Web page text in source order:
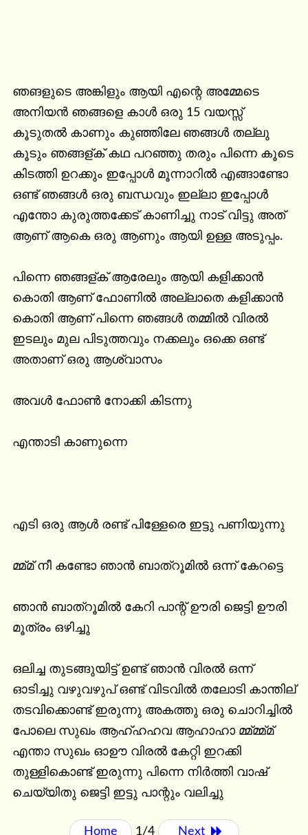
ഞങളുടെ അങ്കിളും ആയി എന്റെ അമ്മേടെ
അനിയൻ ഞങ്ങളെ കാൾ ഒരു 15 വയസ്സ്
കൂടുതൽ കാണും കുഞ്ഞിലേ ഞങ്ങൾ തല്ലു
കൂടും ഞങ്ങള്ക് കഥ പറഞ്ഞു തരും പിന്നെ കൂടെ
കിടത്തി ഉറക്കും ഇപ്പോൾ മൂന്നാറിൽ എങ്ങാണ്ടോ
ഒണ്ട് ഞങ്ങൾ ഒരു ബന്ധവും ഇല്ലാ ഇപ്പോൾ
എന്തോ കുരുത്തക്കേട് കാണിച്ചു നാട് വിട്ടു അത്
ആണ് ആകെ ഒരു ആണും ആയി ഉള്ള അടുപ്പം.
പിന്നെ ഞങ്ങള്ക് ആരേലും ആയി കളിക്കാൻ
കൊതി ആണ് ഫോണിൽ അല്ലാതെ കളിക്കാൻ
കൊതി ആണ് പിന്നെ ഞങ്ങൾ തമ്മിൽ വിരൽ
ഇടലും മുല പിടുത്തവും നക്കലും ഒക്കെ ഒണ്ട്
അതാണ് ഒരു ആശ്വാസം
അവൾ ഫോൺ നോക്കി കിടന്നു
എന്താടി കാണുന്നെ
എടി ഒരു ആൾ രണ്ട് പിള്ളേരെ ഇട്ടു പണിയുന്നു
മ്മ്മ് നീ കണ്ടോ ഞാൻ ബാത്‌റൂമിൽ ഒന്ന് കേറട്ടെ
ഞാൻ ബാത്‌റൂമിൽ കേറി പാന്റ് ഊരി ജെട്ടി ഊരി
മൂത്രം ഒഴിച്ചു
ഒലിച്ച തുടങ്ങുയിട്ട് ഉണ്ട് ഞാൻ വിരൽ ഒന്ന്
ഓടിച്ചു വഴുവഴുപ് ഒണ്ട് വിടവിൽ തലോടി കാന്തില്
തടവിക്കൊണ്ട് ഇരുന്നു അകത്തു ഒരു ചൊറിച്ചിൽ
പോലെ സുഖം ആഹ്ഹഹവ ആഹാഹാ മ്മ്മ്മ്മ്
എന്താ സുഖം ഓഊ വിരൽ കേറ്റി ഇറക്കി
തുള്ളികൊണ്ട് ഇരുന്നു പിന്നെ നിർത്തി വാഷ്
ചെയ്യിതു ജെട്ടി ഇട്ടു പാന്റും വലിച്ചു
Home 1/4 Next